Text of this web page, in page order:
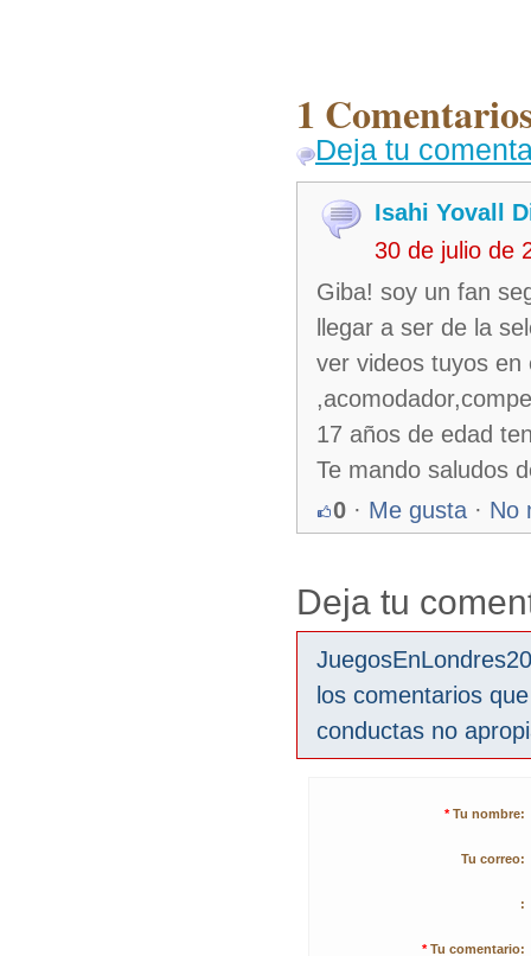
1
Deja tu
Isahi Yovall
30 de julio de
Giba! soy un fan
llegar a ser de la
ver videos tuyos en
17 años de edad
Te mando saludos
0 · Me gusta · No
Deja tu
los comentarios
conductas no
* Tu nombre:
Tu correo:
:
* Tu comentario: